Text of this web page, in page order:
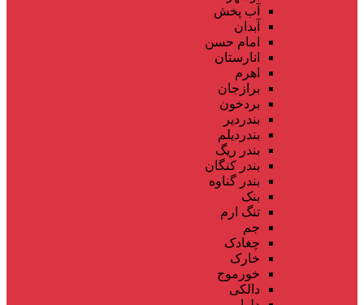
آب پخش
آبدان
امام حسن
انارستان
اهرم
برازجان
بردخون
بندردیر
بندردیلم
بندر ریگ
بندر کنگان
بندر گناوه
بنک
تنگ ارم
جم
چغادک
خارک
خورموج
دالکی